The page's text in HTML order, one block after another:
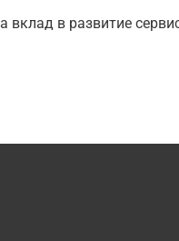
в развитие